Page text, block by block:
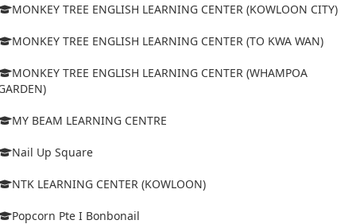
MONKEY TREE ENGLISH LEARNING CENTER (KOWLOON CITY)
MONKEY TREE ENGLISH LEARNING CENTER (TO KWA WAN)
MONKEY TREE ENGLISH LEARNING CENTER (WHAMPOA
MY BEAM LEARNING CENTRE
Nail Up Square
NTK LEARNING CENTER (KOWLOON)
Popcorn Pte I Bonbonail